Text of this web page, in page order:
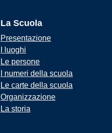
La Scuola
Presentazione
I luoghi
Le persone
I numeri della scuola
Le carte della scuola
Organizzazione
La storia